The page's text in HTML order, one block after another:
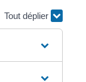
Tout déplier